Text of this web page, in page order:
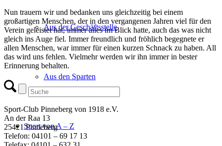
Aus der Geschäftsstelle
Aus den Sparten
Sport von A – Z
Nun trauern wir und bedanken uns gleichzeitig bei einem
großartigen Menschen, der in den vergangenen Jahren viel für den
Verein geleistet hat, immer alles im Blick hatte, auch das was nicht
gleich ins Auge fiel. Immer freundlich und fröhlich begegnete er
allen Menschen, war immer für einen kurzen Schnack zu haben. All
das wird uns fehlen. Vielmehr werden wir ihn immer in bester
Erinnerung behalten.
Sport-Club Pinneberg von 1918 e.V.
An der Raa 13
25421 Pinneberg
Telefon: 04101 – 69 17 13